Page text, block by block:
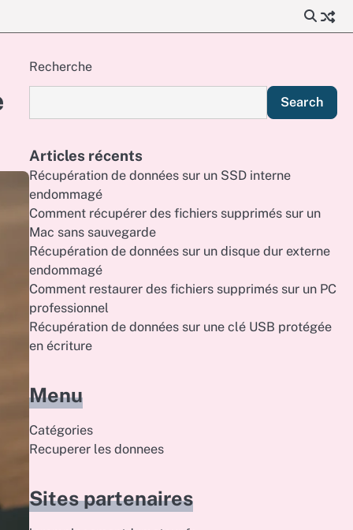
Recherche
Search
Articles récents
Récupération de données sur un SSD interne
endommagé
Comment récupérer des fichiers supprimés sur un
Mac sans sauvegarde
Récupération de données sur un disque dur externe
endommagé
Comment restaurer des fichiers supprimés sur un PC
professionnel
Récupération de données sur une clé USB protégée
en écriture
Menu
Catégories
Recuperer les donnees
Sites partenaires